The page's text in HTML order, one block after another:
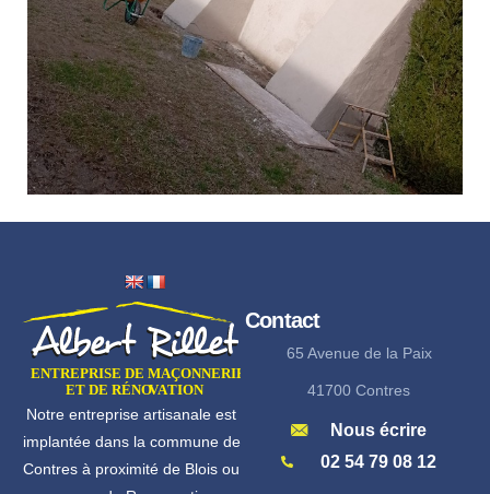
Notre entreprise artisanale est
implantée dans la commune de
Contres à proximité de Blois ou
Contact
65 Avenue de la Paix
41700 Contres
Nous écrire
02 54 79 08 12